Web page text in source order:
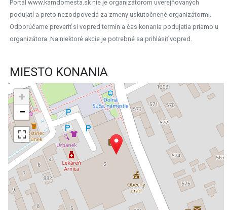
Portál www.kamdomesta.sk nie je organizátorom uverejňovaných
podujatí a preto nezodpovedá za zmeny uskutočnené organizátormi.
Odporúčame preveriť si vopred termín a čas konania podujatia priamo u
organizátora. Na niektoré akcie je potrebné sa prihlásiť vopred.
MIESTO KONANIA
+
−